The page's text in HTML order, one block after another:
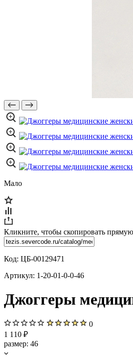
Мало
Кликните, чтобы скопировать
Код: ЦБ-00129471
Артикул: 1-20-01-0-0-46
Джоггеры
0
1 110 ₽
размер: 46